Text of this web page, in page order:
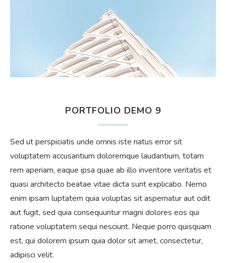
PORTFOLIO DEMO 9
Sed ut perspiciatis unde omnis iste natus error sit
voluptatem accusantium doloremque laudantium, totam
rem aperiam, eaque ipsa quae ab illo inventore veritatis et
quasi architecto beatae vitae dicta sunt explicabo. Nemo
enim ipsam luptatem quia voluptas sit aspernatur aut odit
aut fugit, sed quia consequuntur magni dolores eos qui
ratione voluptatem sequi nesciunt. Neque porro quisquam
est, qui dolorem ipsum quia dolor sit amet, consectetur,
adipisci velit.